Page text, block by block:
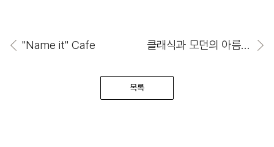
"Name it" Cafe
목록
클래식과 모던의 아름다운 만남